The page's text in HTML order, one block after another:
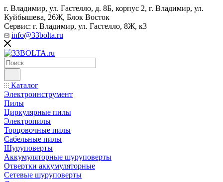
г. Владимир, ул. Гастелло, д. 8Б, корпус 2, г. Владимир, ул. ​
Куйбышева, 26Ж, Блок Восток
Сервис: г. Владимир, ул. Гастелло, 8Ж, к3
info@33bolta.ru
Каталог
Электроинструмент
Пилы
Циркулярные пилы
Электропилы
Торцовочные пилы
Сабельные пилы
Шуруповерты
Аккумуляторные шуруповерты
Отвертки аккумуляторные
Сетевые шуруповерты